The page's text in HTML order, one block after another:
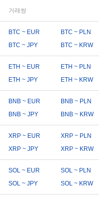
거래쌍
BTC ~ EUR BTC ~ PLN
BTC ~ JPY
BTC ~ KRW
ETH ~ EUR ETH ~ PLN
ETH ~ JPY
ETH ~ KRW
BNB ~ EUR BNB ~ PLN
BNB ~ JPY
BNB ~ KRW
XRP ~ EUR XRP ~ PLN
XRP ~ JPY
XRP ~ KRW
SOL ~ EUR SOL ~ PLN
SOL ~ JPY
SOL ~ KRW